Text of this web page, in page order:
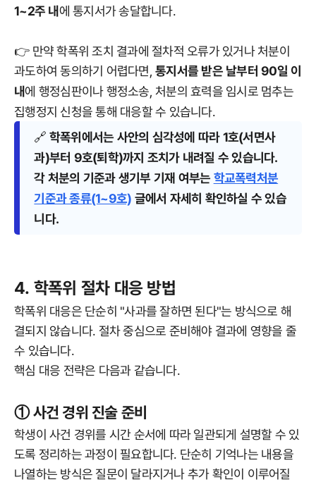
1~2주 내에 통지서가 송달합니다.
👉 만약 학폭위 조치 결과에 절차적 오류가 있거나 처분이
과도하여 동의하기 어렵다면, 통지서를 받은 날부터 90일 이
내에 행정심판이나 행정소송, 처분의 효력을 임시로 멈추는
집행정지 신청을 통해 대응할 수 있습니다.
🔗 학폭위에서는 사안의 심각성에 따라 1호(서면사
과)부터 9호(퇴학)까지 조치가 내려질 수 있습니다.
각 처분의 기준과 생기부 기재 여부는 학교폭력처분
기준과 종류(1~9호) 글에서 자세히 확인하실 수 있습
니다.
4. 학폭위 절차 대응 방법
학폭위 대응은 단순히 "사과를 잘하면 된다"는 방식으로 해
결되지 않습니다. 절차 중심으로 준비해야 결과에 영향을 줄
수 있습니다.
핵심 대응 전략은 다음과 같습니다.
① 사건 경위 진술 준비
학생이 사건 경위를 시간 순서에 따라 일관되게 설명할 수 있
도록 정리하는 과정이 필요합니다. 단순히 기억나는 내용을
나열하는 방식은 질문이 달라지거나 추가 확인이 이루어질